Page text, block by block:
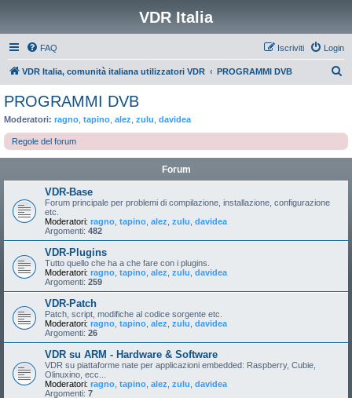
VDR Italia
FAQ Login
Iscriviti
VDR Italia, comunità italiana utilizzatori VDR PROGRAMMI DVB
a
PROGRAMMI DVB
Moderatori: ragno tapino alez zulu davidea
Regole del forum
Forum
VDR-Base
Forum principale per problemi di compilazione, installazione, configurazione
etc.
Moderatori: ragno tapino alez zulu davidea
Argomenti: 482
VDR-Plugins
Tutto quello che ha a che fare con i plugins.
Moderatori: ragno tapino alez zulu davidea
Argomenti: 259
VDR-Patch
Patch, script, modifiche al codice sorgente etc.
Moderatori: ragno tapino alez zulu davidea
Argomenti: 26
VDR su ARM - Hardware & Software
VDR su piattaforme nate per applicazioni embedded: Raspberry, Cubie,
Olinuxino, ecc...
Moderatori: ragno tapino alez zulu davidea
Argomenti: 7